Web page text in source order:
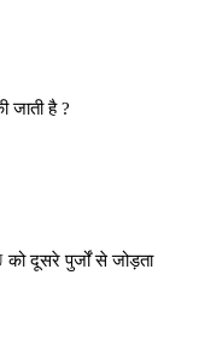
है ?
को दूसरे पुर्जों से जोड़ता